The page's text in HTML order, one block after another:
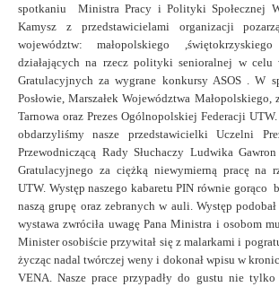
spotkaniu Ministra Pracy i Polityki Społecznej
Kamysz z przedstawicielami organizacji
województw: małopolskiego
działających na rzecz polityki senioralnej w celu
Gratulacyjnych za wygrane konkursy ASOS .W
Posłowie, Marszałek Województwa Małopolskiego,
Tarnowa oraz Prezes Ogólnopolskiej Federacji UTW.
obdarzyliśmy nasze przedstawicielki Uczelni
Przewodniczącą Rady Słuchaczy Ludwika
Gratulacyjnego za ciężką niewymierną pracę na
UTW. Występ naszego kabaretu PIN równie gorąco
naszą grupę oraz zebranych w auli. Występ
wystawa zwróciła uwagę Pana Ministra i osobom
Minister osobiście przywitał się z malarkami i
życząc nadal twórczej weny i dokonał wpisu w
VENA.Nasze prace przypadły do gustu nie